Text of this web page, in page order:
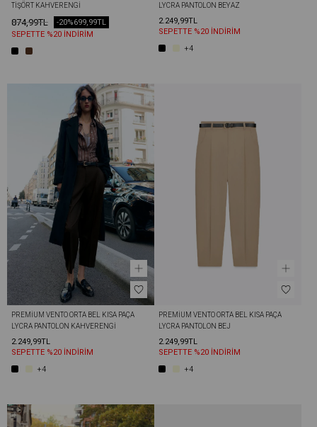
TIŞÖRT KAHVERENGI
874,99TL 699,99TL
-20%
SEPETTE %20 İNDİRİM
LYCRA PANTOLON BEYAZ
2.249,99TL
SEPETTE %20 İNDİRİM
+4
PREMIUM VENTO ORTA BEL KISA PAÇA
LYCRA PANTOLON KAHVERENGI
2.249,99TL
SEPETTE %20 İNDİRİM
+4
PREMIUM VENTO ORTA BEL KISA PAÇA
LYCRA PANTOLON BEJ
2.249,99TL
SEPETTE %20 İNDİRİM
+4